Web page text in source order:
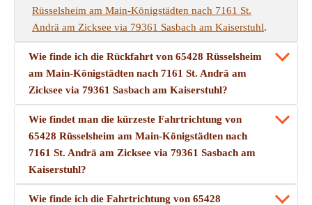
Rüsselsheim am Main-Königstädten nach 7161 St.
Andrä am Zicksee via 79361 Sasbach am Kaiserstuhl.
Wie finde ich die Rückfahrt von 65428 Rüsselsheim
am Main-Königstädten nach 7161 St. Andrä am
Zicksee via 79361 Sasbach am Kaiserstuhl?
Wie findet man die kürzeste Fahrtrichtung von
65428 Rüsselsheim am Main-Königstädten nach
7161 St. Andrä am Zicksee via 79361 Sasbach am
Kaiserstuhl?
Wie finde ich die Fahrtrichtung von 65428